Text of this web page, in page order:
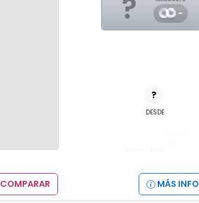
? -
?
DESDE
COMPARAR MÁS INFO